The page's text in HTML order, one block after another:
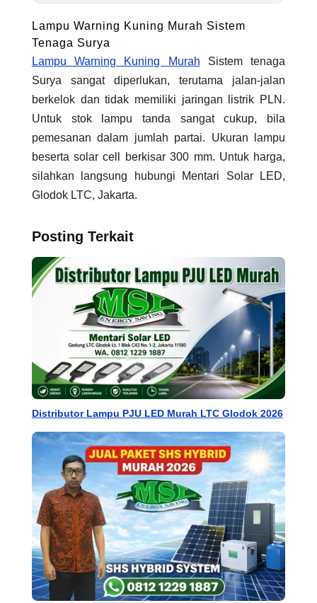
Lampu Warning Kuning Murah Sistem
Tenaga Surya
Lampu Warning Kuning Murah Sistem tenaga
Surya sangat diperlukan, terutama jalan-jalan
berkelok dan tidak memiliki jaringan listrik PLN.
Untuk stok lampu tanda sangat cukup, bila
pemesanan dalam jumlah partai. Ukuran lampu
beserta solar cell berkisar 300 mm. Untuk harga,
silahkan langsung hubungi Mentari Solar LED,
Glodok LTC, Jakarta.
Posting Terkait
Distributor Lampu PJU LED Murah LTC Glodok 2026